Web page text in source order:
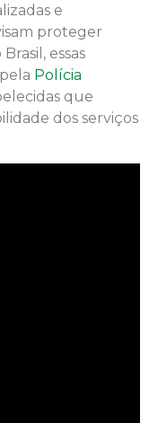
e
proteger
essas
Polícia
que
dos serviços